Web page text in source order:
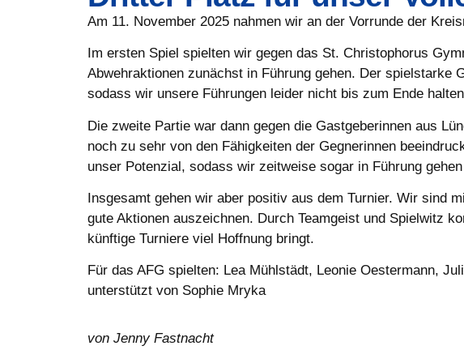
Am 11. November 2025 nahmen wir an der Vorrunde der
Im ersten Spiel spielten wir gegen das St. Christophorus
Abwehraktionen zunächst in Führung gehen. Der spielstarke
sodass wir unsere Führungen leider nicht bis zum Ende
Die zweite Partie war dann gegen die Gastgeberinnen aus
noch zu sehr von den Fähigkeiten der Gegnerinnen
unser Potenzial, sodass wir zeitweise sogar in Führung
Insgesamt gehen wir aber positiv aus dem Turnier. Wir sind
gute Aktionen auszeichnen. Durch Teamgeist und Spielwitz
künftige Turniere viel Hoffnung bringt.
Für das AFG spielten: Lea Mühlstädt, Leonie Oestermann,
unterstützt von Sophie Mryka
von Jenny Fastnacht